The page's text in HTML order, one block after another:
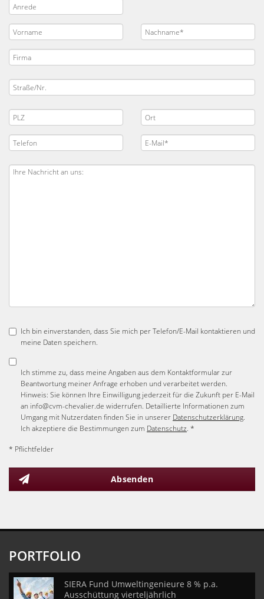
Ich bin einverstanden, dass Sie mich per Telefon/E-Mail kontaktieren und
meine Daten speichern.
Ich stimme zu, dass meine Angaben aus dem Kontaktformular zur
Beantwortung meiner Anfrage erhoben und verarbeitet werden.
Hinweis: Sie können Ihre Einwilligung jederzeit für die Zukunft per E-Mail
an info@cvm-chevalier.de widerrufen. Detaillierte Informationen zum
Umgang mit Nutzerdaten finden Sie in unserer Datenschutzerklärung.
Ich akzeptiere die Bestimmungen zum Datenschutz. *
* Pflichtfelder
Absenden
PORTFOLIO
SIERA Fund Umweltingenieure 8 % p.a.
Ausschüttung vierteljährlich